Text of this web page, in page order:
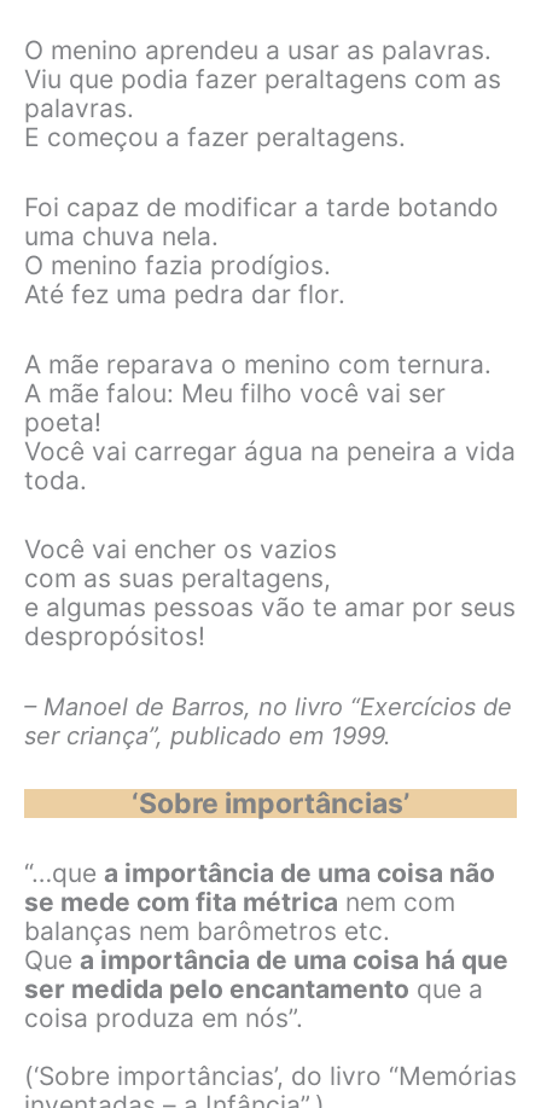
O menino aprendeu a usar as palavras.
Viu que podia fazer peraltagens com as
palavras.
E começou a fazer peraltagens.
Foi capaz de modificar a tarde botando
uma chuva nela.
O menino fazia prodígios.
Até fez uma pedra dar flor.
A mãe reparava o menino com ternura.
A mãe falou: Meu filho você vai ser
poeta!
Você vai carregar água na peneira a vida
toda.
Você vai encher os vazios
com as suas peraltagens,
e algumas pessoas vão te amar por seus
despropósitos!
– Manoel de Barros, no livro “Exercícios de
ser criança”, publicado em 1999.
‘Sobre importâncias’
“…que a importância de uma coisa não
se mede com fita métrica nem com
balanças nem barômetros etc.
Que a importância de uma coisa há que
ser medida pelo encantamento que a
coisa produza em nós”.
(‘Sobre importâncias’, do livro “Memórias